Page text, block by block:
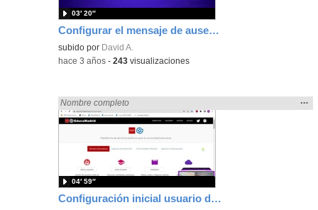
Configurar el mensaje de ausencia
subido por David A.
03′ 20″
-hace 3 años -243 visualizaciones
Configuración inicial usuario de educamadrid y reestablecimiento de contraseña
Encontrado «zaragoza» en:
Nombre completo
la
…
04′ 59″